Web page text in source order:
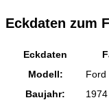
Eckdaten zum
Eckdaten
Modell:
Ford
Baujahr:
1974